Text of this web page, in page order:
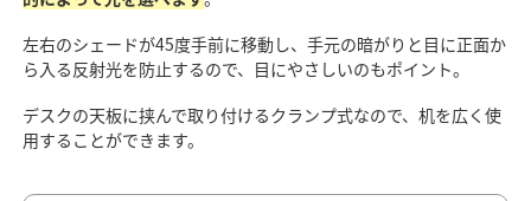
左右のシェードが45度手前に移動し、手元の暗がりと目に正面か
ら入る反射光を防止するので、目にやさしいのもポイント。
デスクの天板に挟んで取り付けるクランプ式なので、机を広く使
用することができます。